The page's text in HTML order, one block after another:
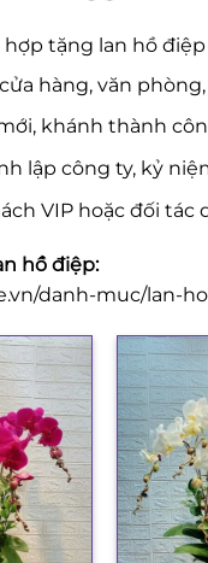
tặng lan hồ điệp
hàng, văn
khánh thành
lập công ty, kỷ
VIP hoặc đối tác
hồ điệp:
danh-muc/lan-